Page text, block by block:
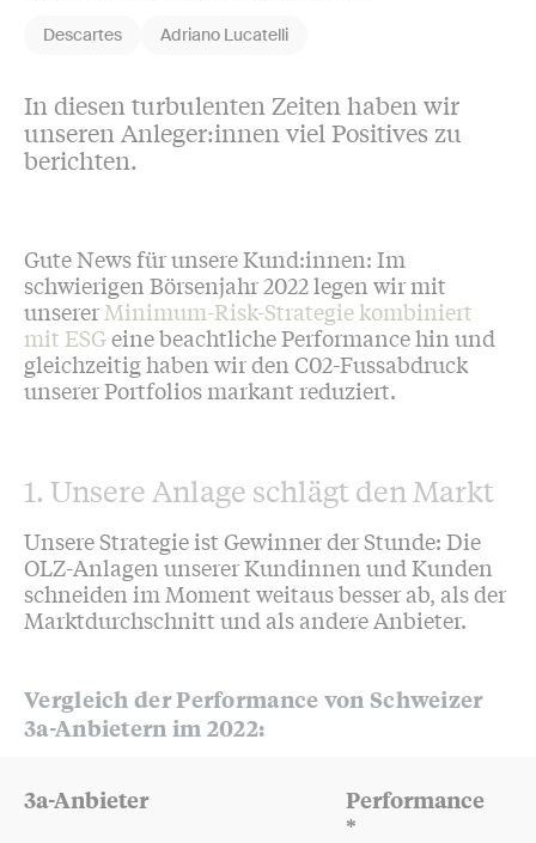
Descartes Adriano Lucatelli
In diesen turbulenten Zeiten haben wir
unseren Anleger:innen viel Positives zu
berichten.
Gute News für unsere Kund:innen: Im
schwierigen Börsenjahr 2022 legen wir mit
unsererMinimum-Risk-Strategie kombiniert
mit ESGeine beachtliche Performance hin und
gleichzeitig haben wir den C02-Fussabdruck
unserer Portfolios markant reduziert.
1. Unsere Anlage schlägt den Markt
Unsere Strategie ist Gewinner der Stunde: Die
OLZ-Anlagen unserer Kundinnen und Kunden
schneiden im Moment weitaus besser ab, als der
Marktdurchschnitt und als andere Anbieter.
Vergleich der Performance von Schweizer
3a-Anbietern im 2022:
3a-Anbieter
Performance
*